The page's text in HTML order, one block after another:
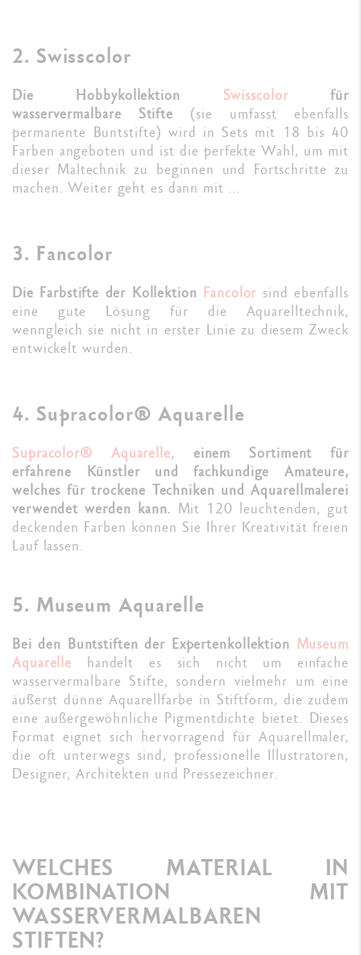
2. Swisscolor
Die Hobbykollektion Swisscolorfür
wasservermalbare Stifte (sie umfasst ebenfalls
permanente Buntstifte) wird in Sets mit 18 bis 40
Farben angeboten und ist die perfekte Wahl, um mit
dieser Maltechnik zu beginnen und Fortschritte zu
machen. Weiter geht es dann mit ...
3. Fancolor
Die Farbstifte der Kollektion Fancolor sind ebenfalls
eine gute Lösung für die Aquarelltechnik,
wenngleich sie nicht in erster Linie zu diesem Zweck
entwickelt wurden.
4. Supracolor® Aquarelle
Supracolor® Aquarelle, einem Sortiment für
erfahrene Künstler und fachkundige Amateure,
welches für trockene Techniken und Aquarellmalerei
verwendet werden kann. Mit 120 leuchtenden, gut
deckenden Farben können Sie Ihrer Kreativität freien
Lauf lassen.
5. Museum Aquarelle
Bei den Buntstiften der Expertenkollektion Museum
Aquarelle handelt es sich nicht um einfache
wasservermalbare Stifte, sondern vielmehr um eine
äußerst dünne Aquarellfarbe in Stiftform, die zudem
eine außergewöhnliche Pigmentdichte bietet. Dieses
Format eignet sich hervorragend für Aquarellmaler,
die oft unterwegs sind, professionelle Illustratoren,
Designer, Architekten und Pressezeichner.
WELCHES MATERIAL IN
KOMBINATION MIT
WASSERVERMALBAREN
STIFTEN?